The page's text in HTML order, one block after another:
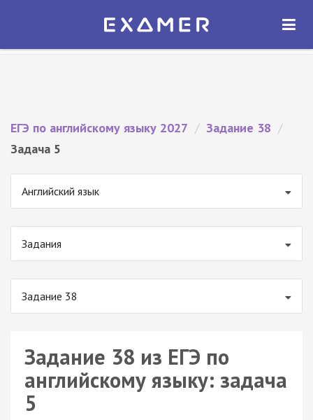
Экзамер — ЕГЭ 2027
ОТКРЫТЬ
ЕГЭ по английскому языку 2027 / Задание 38 /
Задача 5
Английский язык
Задания
Задание 38
Задание 38 из ЕГЭ по
английскому языку: задача
5